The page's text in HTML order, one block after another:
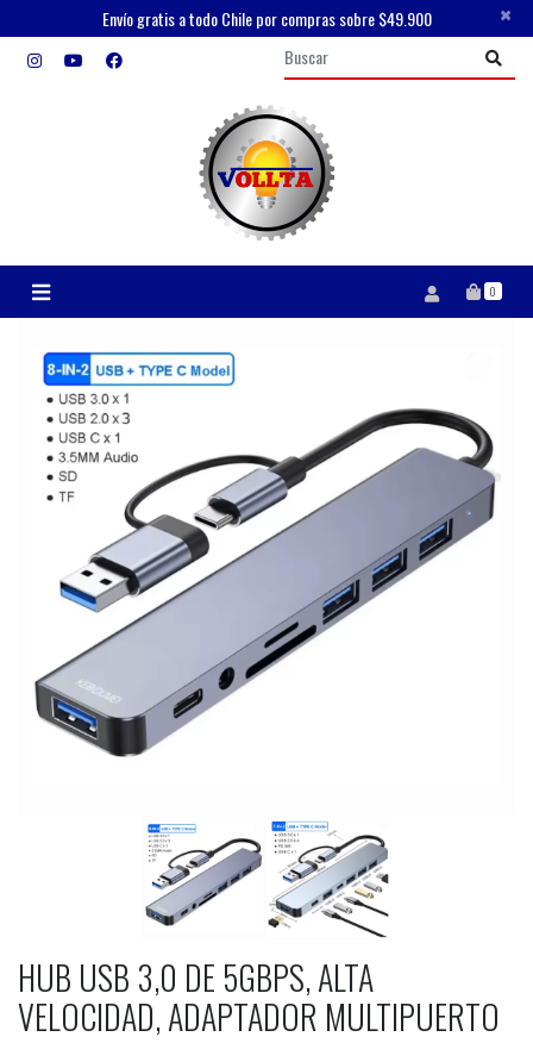
Envío gratis a todo Chile por compras sobre $49.900 ×
0
HUB USB 3,0 DE 5GBPS, ALTA
VELOCIDAD, ADAPTADOR MULTIPUERTO